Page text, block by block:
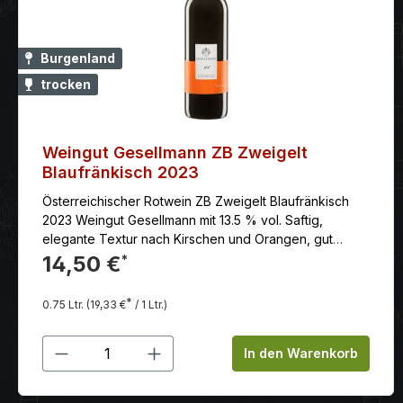
Burgenland
trocken
Weingut Gesellmann ZB Zweigelt
Blaufränkisch 2023
Österreichischer Rotwein ZB Zweigelt Blaufränkisch
2023 Weingut Gesellmann mit 13.5 % vol. Saftig,
elegante Textur nach Kirschen und Orangen, gut
integrierte Tannine. Feine Extraktsüße im Abgang.
Anbaugebiet: Das Mittelburgenland liegt südlich des
Neusiedlersees. Es trägt auch den Beinahmen
„Blaufränkischland“. Eine Hommage an die stärkste
Rebsorte im Anbaugebiet, die knapp 2.000 Hektar
Rebfläche einnimmt. Klassifizierung: Qualitätsweine
aus Österreich, hier aus dem Mittelburgenland,
14,50 €*
0.75 Ltr. (19,33 €* / 1 Ltr.)
Produkt Anzahl: Gib denIn den Warenkorb